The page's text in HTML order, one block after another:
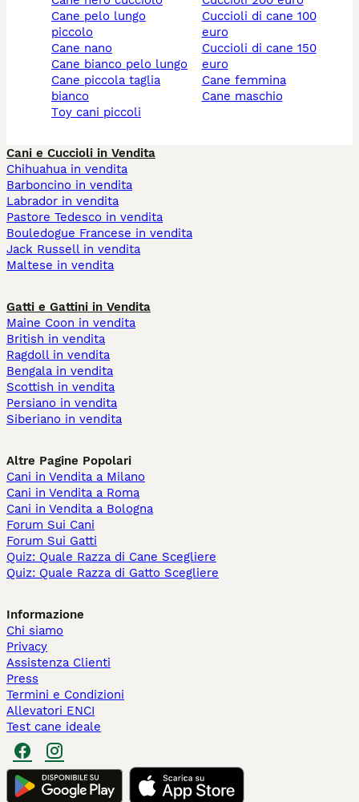
cane pelo lungo
piccolo
cane nano
cane bianco pelo lungo
cane piccola taglia
bianco
toy cani piccoli
cuccioli di cane 100
euro
cuccioli di cane 150
euro
cane femmina
cane maschio
Cani e Cuccioli in Vendita
Chihuahua in vendita
Barboncino in vendita
Labrador in vendita
Pastore Tedesco in vendita
Bouledogue Francese in vendita
Jack Russell in vendita
Maltese in vendita
Gatti e Gattini in Vendita
Maine Coon in vendita
British in vendita
Ragdoll in vendita
Bengala in vendita
Scottish in vendita
Persiano in vendita
Siberiano in vendita
Altre Pagine Popolari
Cani in Vendita a Milano
Cani in Vendita a Roma
Cani in Vendita a Bologna
Forum Sui Cani
Forum Sui Gatti
Quiz: Quale Razza di Cane Scegliere
Quiz: Quale Razza di Gatto Scegliere
Informazione
Chi siamo
Privacy
Assistenza Clienti
Press
Termini e Condizioni
Allevatori ENCI
Test cane ideale